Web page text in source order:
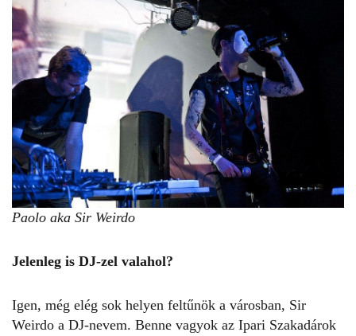
Paolo aka Sir Weirdo
Jelenleg is DJ-zel valahol?
Igen, még elég sok helyen feltűnök a városban, Sir
Weirdo a DJ-nevem. Benne vagyok az Ipari Szakadárok